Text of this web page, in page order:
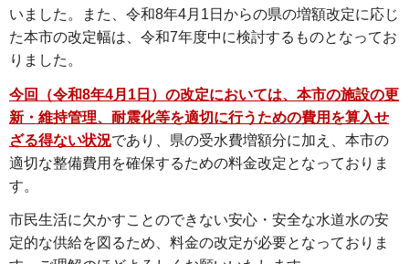
いました。また、令和8年4月1日からの県の増額改定に応じ
た本市の改定幅は、令和7年度中に検討するものとなってお
りました。
今回（令和8年4月1日）の改定においては、本市の施設の更
新・維持管理、耐震化等を適切に行うための費用を算入せ
ざる得ない状況であり、県の受水費増額分に加え、本市の
適切な整備費用を確保するための料金改定となっておりま
す。
市民生活に欠かすことのできない安心・安全な水道水の安
定的な供給を図るため、料金の改定が必要となっておりま